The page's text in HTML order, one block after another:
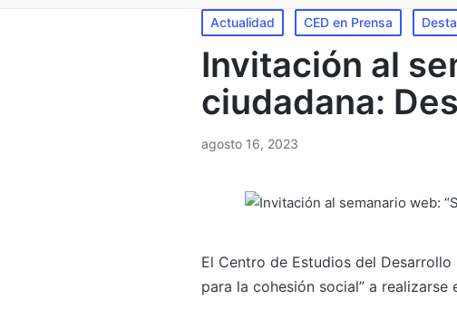
Actualidad CED en Prensa
Invitación al
ciudadana:
agosto 16, 2023
El Centro de Estudios del
para la cohesión social” a realizarse